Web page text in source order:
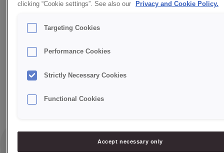
clicking “Cookie settings”. See also our
Privacy and Cookie Policy.
Targeting Cookies
Performance Cookies
Strictly Necessary Cookies
Functional Cookies
Accept necessary only